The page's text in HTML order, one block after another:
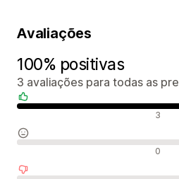
Avaliações
100% positivas
3 avaliações para todas as
3
0